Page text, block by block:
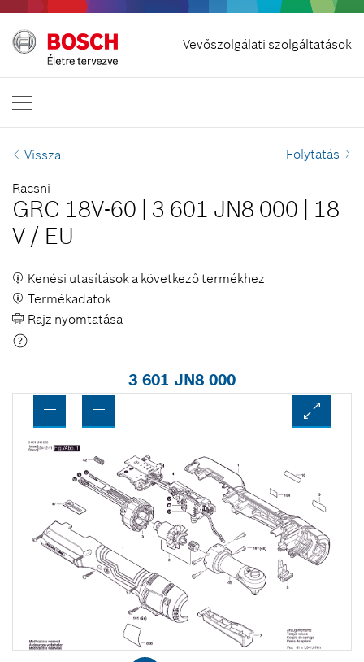
Vevőszolgálati szolgáltatások
Szerződés visszavonása
Bosch Professional
Lépjen velünk kapcsolatba
Vissza Folytatás
Racsni
GRC 18V-60 3 601 JN8 000
18
V / EU
Kenési utasítások a következő termékhez
Termékadatok
Rajz nyomtatása
3 601 JN8 000